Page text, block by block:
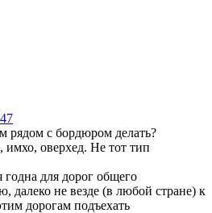
рядом с бордюром делать?
имхо, оверхед. Не тот тип
годна для дорог общего
далеко не везде (в любой стране) к
дорогам подъехать